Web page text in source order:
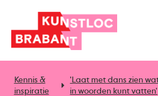
Kennis &
inspiratie
'Laat met dans zien
in woorden kunt vatten'